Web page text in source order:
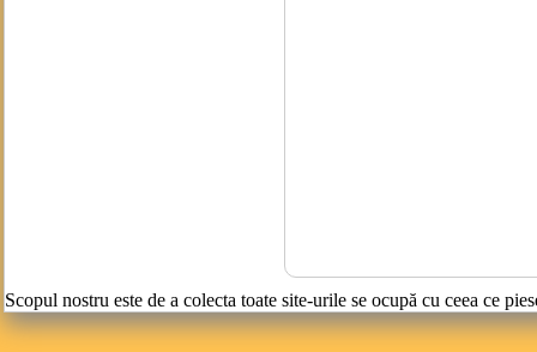
Scopul nostru este de a colecta toate site-urile se ocupă cu ceea ce